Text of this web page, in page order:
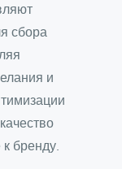
сбора
и
бренду.